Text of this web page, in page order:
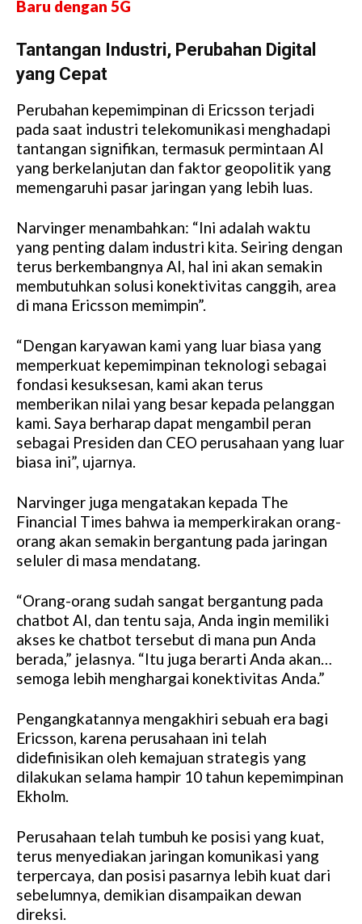
Baru dengan 5G
Tantangan Industri, Perubahan Digital
yang Cepat
Perubahan kepemimpinan di Ericsson terjadi
pada saat industri telekomunikasi menghadapi
tantangan signifikan, termasuk permintaan AI
yang berkelanjutan dan faktor geopolitik yang
memengaruhi pasar jaringan yang lebih luas.
Narvinger menambahkan: “Ini adalah waktu
yang penting dalam industri kita. Seiring dengan
terus berkembangnya AI, hal ini akan semakin
membutuhkan solusi konektivitas canggih, area
di mana Ericsson memimpin”.
“Dengan karyawan kami yang luar biasa yang
memperkuat kepemimpinan teknologi sebagai
fondasi kesuksesan, kami akan terus
memberikan nilai yang besar kepada pelanggan
kami. Saya berharap dapat mengambil peran
sebagai Presiden dan CEO perusahaan yang luar
biasa ini”, ujarnya.
Narvinger juga mengatakan kepada The
Financial Times bahwa ia memperkirakan orang-
orang akan semakin bergantung pada jaringan
seluler di masa mendatang.
“Orang-orang sudah sangat bergantung pada
chatbot AI, dan tentu saja, Anda ingin memiliki
akses ke chatbot tersebut di mana pun Anda
berada,” jelasnya. “Itu juga berarti Anda akan…
semoga lebih menghargai konektivitas Anda.”
Pengangkatannya mengakhiri sebuah era bagi
Ericsson, karena perusahaan ini telah
didefinisikan oleh kemajuan strategis yang
dilakukan selama hampir 10 tahun kepemimpinan
Ekholm.
Perusahaan telah tumbuh ke posisi yang kuat,
terus menyediakan jaringan komunikasi yang
terpercaya, dan posisi pasarnya lebih kuat dari
sebelumnya, demikian disampaikan dewan
direksi.